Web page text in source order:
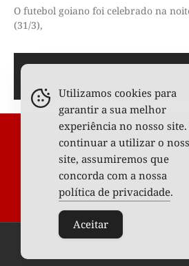
O futebol goiano foi celebrado na
(31/3),
Todos os Direitos
Utilizamos cookies para
garantir a sua melhor
experiência no nosso site.
continuar a utilizar o
site, assumiremos que
concorda com a nossa
política de privacidade.
Aceitar